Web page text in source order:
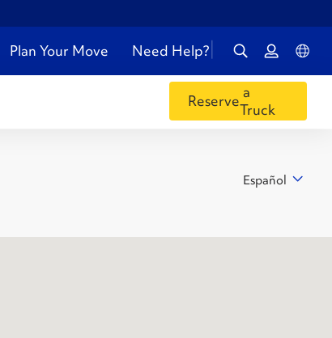
Plan Your Move Need Help?
Reservea
Truck
Español